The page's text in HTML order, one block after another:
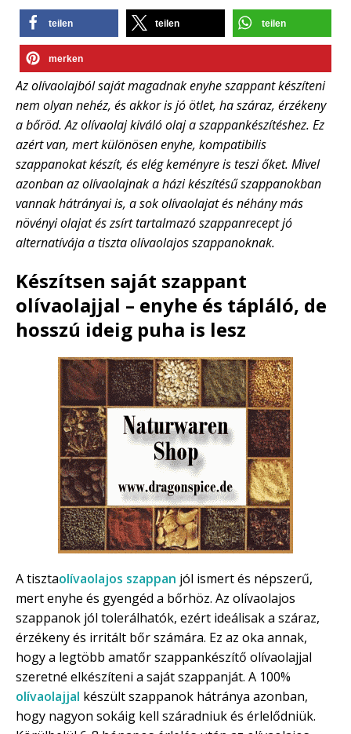
teilen teilen teilen
merken
Az olívaolajból saját magadnak enyhe szappant készíteni
nem olyan nehéz, és akkor is jó ötlet, ha száraz, érzékeny
a bőröd. Az olívaolaj kiváló olaj a szappankészítéshez. Ez
azért van, mert különösen enyhe, kompatibilis
szappanokat készít, és elég keményre is teszi őket. Mivel
azonban az olívaolajnak a házi készítésű szappanokban
vannak hátrányai is, a sok olívaolajat és néhány más
növényi olajat és zsírt tartalmazó szappanrecept jó
alternatívája a tiszta olívaolajos szappanoknak.
Készítsen saját szappant
olívaolajjal – enyhe és tápláló, de
hosszú ideig puha is lesz
A tisztaolívaolajos szappan jól ismert és népszerű,
mert enyhe és gyengéd a bőrhöz. Az olívaolajos
szappanok jól tolerálhatók, ezért ideálisak a száraz,
érzékeny és irritált bőr számára. Ez az oka annak,
hogy a legtöbb amatőr szappankészítő olívaolajjal
szeretné elkészíteni a saját szappanját. A 100%
olívaolajjal készült szappanok hátránya azonban,
hogy nagyon sokáig kell száradniuk és érlelődniük.